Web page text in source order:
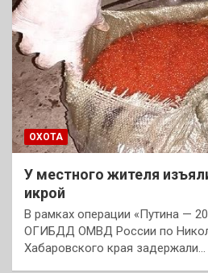
ОХОТА
У местного жителя
икрой
В рамках операции «Путина —
ОГИБДД ОМВД России по
Хабаровского края задержали…